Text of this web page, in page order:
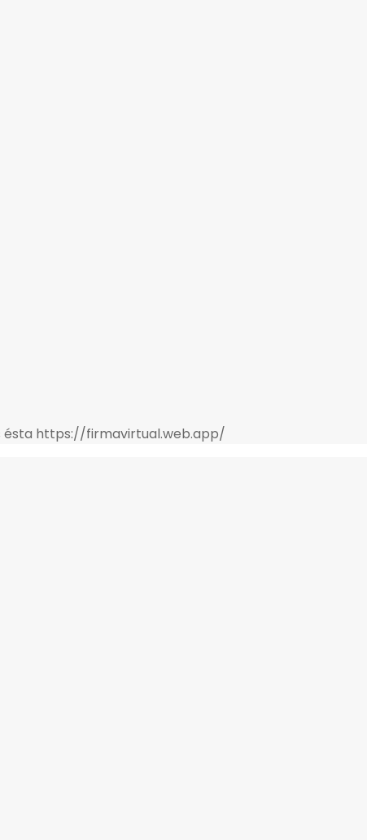
ésta https://firmavirtual.web.app/